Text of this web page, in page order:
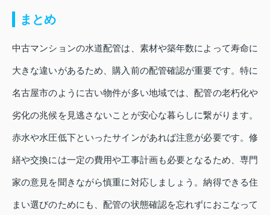
まとめ
中古マンションの水道配管は、素材や築年数によって寿命に
大きな違いがあるため、購入前の配管確認が重要です。特に
名古屋市のように古い物件が多い地域では、配管の老朽化や
劣化の兆候を見逃さないことが安心な暮らしに繋がります。
赤水や水圧低下といったサインがあれば注意が必要です。修
繕や交換には一定の費用や工事計画も必要となるため、専門
家の意見を聞きながら慎重に対応しましょう。納得できる住
まい選びのためにも、配管の状態確認を忘れずにおこなって